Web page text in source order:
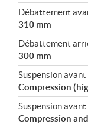
Débattement
310 mm
Débattement
300 mm
Suspension avant
Compression
Suspension avant
Compression